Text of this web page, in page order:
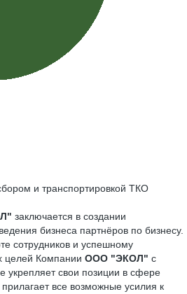
и транспортировкой ТКО
заключается в создании
бизнеса партнёров по бизнесу.
сотрудников и успешному
целей Компании ООО "ЭКОЛ" с
укрепляет свои позиции в сфере
все возможные усилия к